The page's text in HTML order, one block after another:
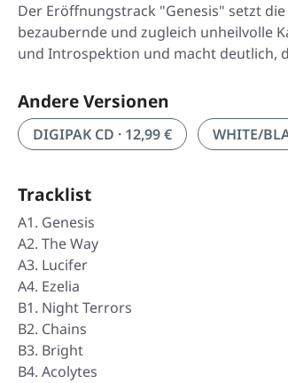
Der Eröffnungstrack "Genesis" setzt
bezaubernde und zugleich unheilvolle
und Introspektion und macht deutlich,
Andere Versionen
DIGIPAK CD · 12,99 € WHITE/
Tracklist
A1. Genesis
A2. The Way
A3. Lucifer
A4. Ezelia
B1. Night Terrors
B2. Chains
B3. Bright
B4. Acolytes